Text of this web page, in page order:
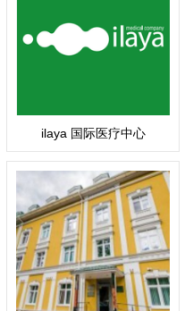
ilaya 国际医疗中心